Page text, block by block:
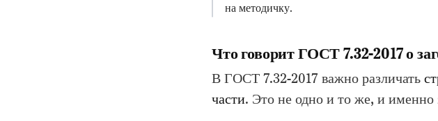
на методичку.
Что говорит ГОСТ 7.32-2017 о
В ГОСТ 7.32-2017 важно различать
части. Это не одно и то же, и именно